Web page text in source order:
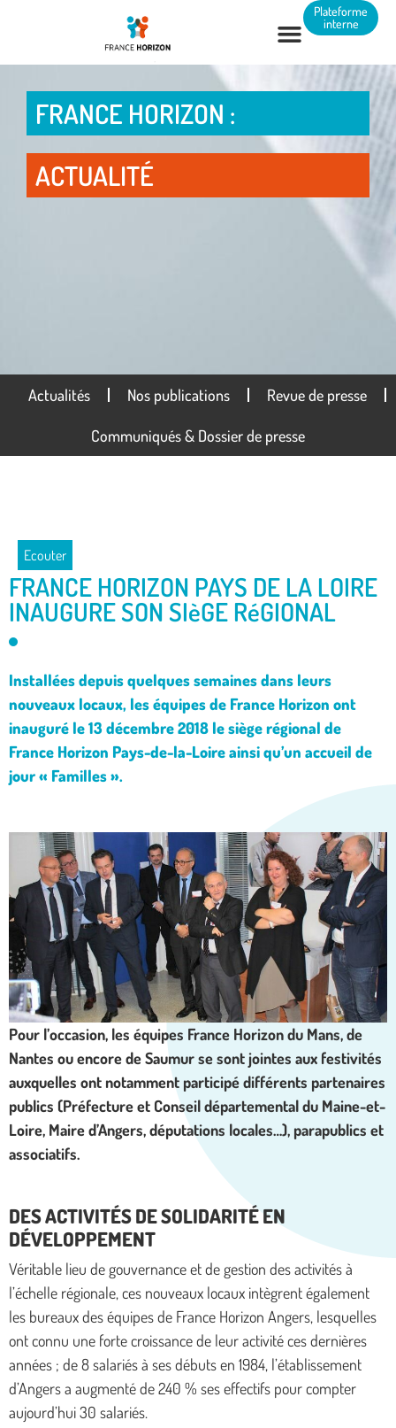
Plateforme
interne
FRANCE HORIZON :
ACTUALITÉ
Actualités Nos publications Revue de presse
Communiqués & Dossier de presse
Ecouter
FRANCE HORIZON PAYS DE LA LOIRE
INAUGURE SON SIèGE RéGIONAL
Installées depuis quelques semaines dans leurs
nouveaux locaux, les équipes de France Horizon ont
inauguré le 13 décembre 2018 le siège régional de
France Horizon Pays-de-la-Loire ainsi qu’un accueil de
jour « Familles ».
Pour l’occasion, les équipes France Horizon du Mans, de
Nantes ou encore de Saumur se sont jointes aux festivités
auxquelles ont notamment participé différents partenaires
publics (Préfecture et Conseil départemental du Maine-et-
Loire, Maire d’Angers, députations locales…), parapublics et
associatifs.
DES ACTIVITÉS DE SOLIDARITÉ EN
DÉVELOPPEMENT
Véritable lieu de gouvernance et de gestion des activités à
l’échelle régionale, ces nouveaux locaux intègrent également
les bureaux des équipes de France Horizon Angers, lesquelles
ont connu une forte croissance de leur activité ces dernières
années ; de 8 salariés à ses débuts en 1984, l’établissement
d’Angers a augmenté de 240 % ses effectifs pour compter
aujourd’hui 30 salariés.